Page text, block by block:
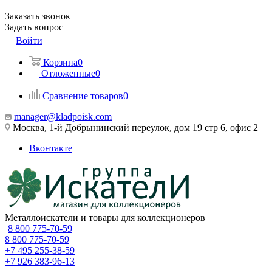
Заказать звонок
Задать вопрос
Войти
Корзина0
Отложенные0
Сравнение товаров0
manager@kladpoisk.com
Москва, 1-й Добрынинский переулок, дом 19 стр 6, офис 2
Вконтакте
Металлоискатели и товары для коллекционеров
8 800 775-70-59
8 800 775-70-59
+7 495 255-38-59
+7 926 383-96-13